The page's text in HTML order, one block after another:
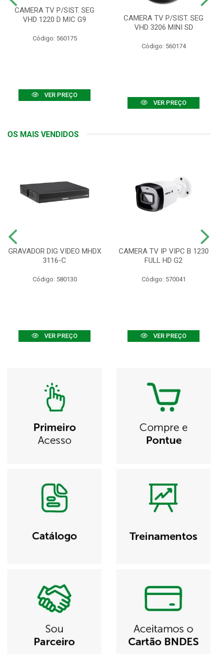
CAMERA TV P/SIST. SEG
VHD 1220 D MIC G9
Código: 560175
VER PREÇO
CAMERA TV P/SIST. SEG
VHD 3206 MINI SD
Código: 560174
VER PREÇO
OS MAIS VENDIDOS
GRAVADOR DIG VIDEO MHDX
3116-C
Código: 580130
VER PREÇO
CAMERA TV IP VIPC B 1230
FULL HD G2
Código: 570041
VER PREÇO